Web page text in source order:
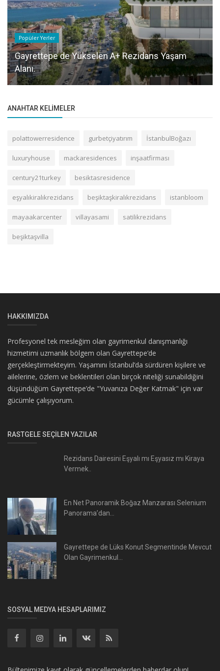
Popüler Yerler
Gayrettepe de Yükselen A+ Rezidans Yaşam
Alanı.
ANAHTAR KELIMELER
polattowerresidence gurbetçiyatırım İstanbulBoğazı
luxuryhouse mackaresidences inşaatfirması
century21turkey besiktasresidence
eşyalıkiralıkrezidans beşiktaşkiralıkrezidans istanbloom
mayaakarcenter villayasami satilikrezidans
beşiktaşvilla
HAKKIMIZDA
Profesyonel tek mesleğim olan gayrimenkul danışmanlığı
hizmetimi uzmanlık bölgem olan Gayrettepe’de
gerçekleştirmekteyim. Yaşamını İstanbul’da sürdüren kişilere ve
ailelerine, özlem ve beklentileri olan birçok niteliği sunabildiğini
düşündüğüm Gayrettepe’de "Yuvanıza Değer Katmak" için var
gücümle çalışıyorum.
RASTGELE SEÇILEN YAZILAR
Rezidans Dairesini Eşyalı mı Eşyasız mı Kiraya
Vermek..
En Net Panoramik Boğaz Manzarası Selenium
Panorama’dan...
Gayrettepe de Lüks Konut Segmentinde Mevcut
Olan Gayrimenkul...
SOSYAL MEDYA HESAPLARIMIZ